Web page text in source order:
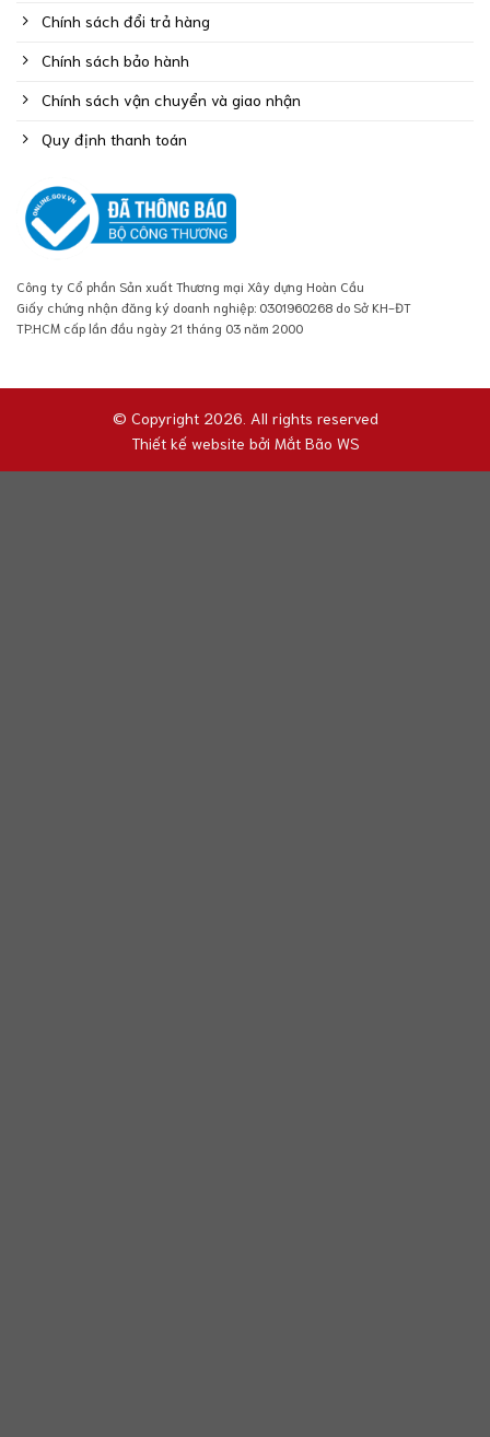
Chính sách đổi trả hàng
Chính sách bảo hành
Chính sách vận chuyển và giao nhận
Quy định thanh toán
Công ty Cổ phần Sản xuất Thương mại Xây dựng Hoàn Cầu
Giấy chứng nhận đăng ký doanh nghiệp: 0301960268 do Sở KH-ĐT
TP.HCM cấp lần đầu ngày 21 tháng 03 năm 2000
© Copyright 2026. All rights reserved
Thiết kế website bởi Mắt Bão WS